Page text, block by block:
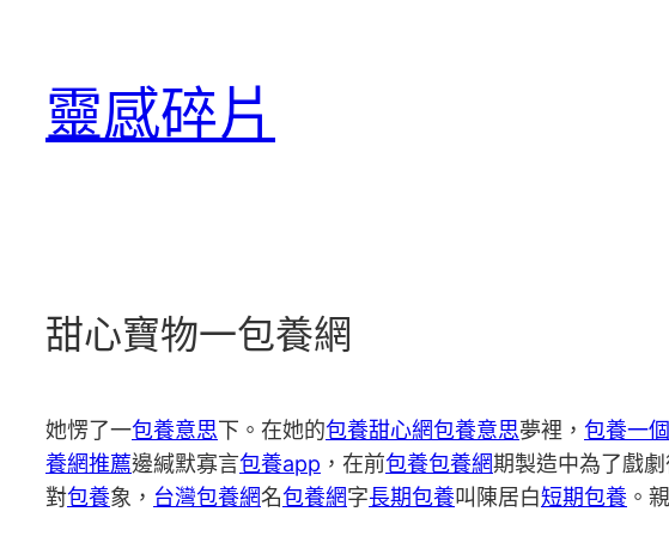
靈感碎片
甜心寶物一包養網
她愣了一包養意思下。在她的包養甜心網包養意思夢裡， 包養一
養網推薦邊緘默寡言包養app ，在前包養包養網期製造中為了戲劇
對包養象， 台灣包養網名包養網字長期包養叫陳居白短期包養 。